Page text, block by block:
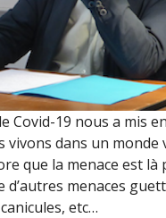
Covid-19 nous a mis
vivons dans un monde
que la menace est là
d’autres menaces
etc…